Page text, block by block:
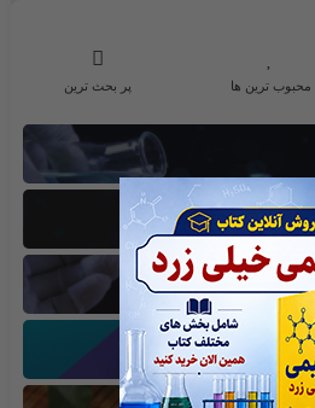
محبوب ترین ها پر بحث ترین